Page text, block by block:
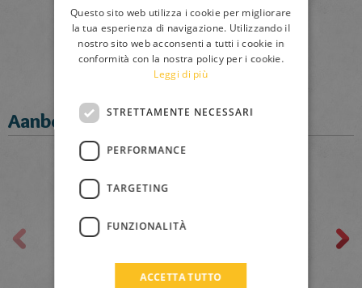
Bekijk de trailer!
3:07 23959
Aanbevolen video's
ENGLISH
FRENCH
Questo sito web utilizza i cookie per migliorare
la tua esperienza di navigazione. Utilizzando il
nostro sito web acconsenti a tutti i cookie in
conformità con la nostra policy per i cookie.
Leggi di più
STRETTAMENTE NECESSARI
PERFORMANCE
TARGETING
FUNZIONALITÀ
ACCETTA TUTTO